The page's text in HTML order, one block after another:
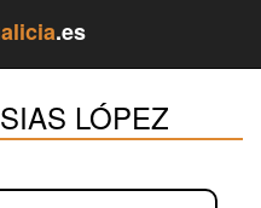
.es
LÓPEZ